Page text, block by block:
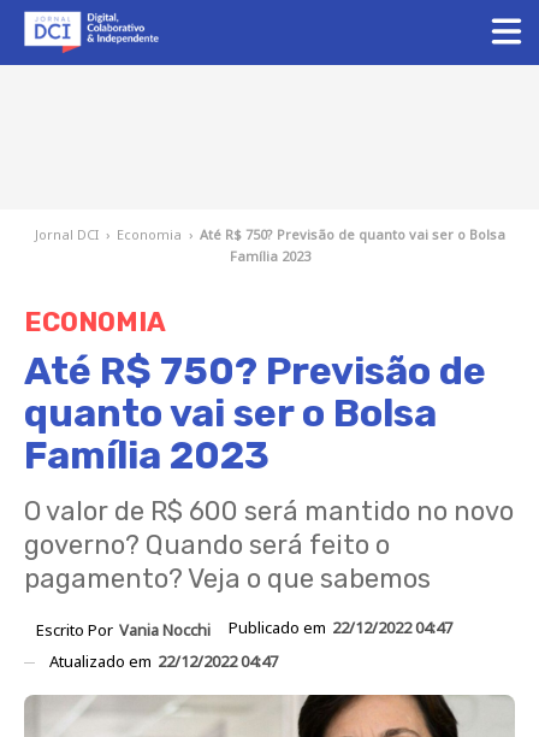
Jornal DCI › Economia › Até R$ 750? Previsão de quanto vai ser o Bolsa
Família 2023
ECONOMIA
Até R$ 750? Previsão de
quanto vai ser o Bolsa
Família 2023
O valor de R$ 600 será mantido no novo
governo? Quando será feito o
pagamento? Veja o que sabemos
Escrito Por Vania Nocchi Publicado em 22/12/2022 04:47
Atualizado em 22/12/2022 04:47